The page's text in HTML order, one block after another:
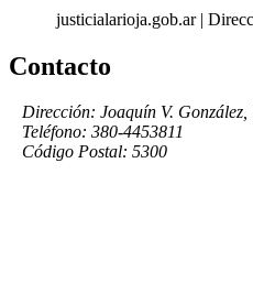
justicialarioja.gob.ar |
Contacto
Dirección: Joaquín V. González,
Teléfono: 380-4453811
Código Postal: 5300